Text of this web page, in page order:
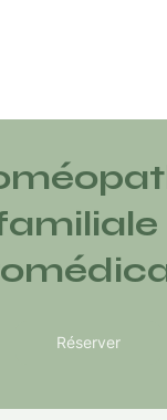
Réserver